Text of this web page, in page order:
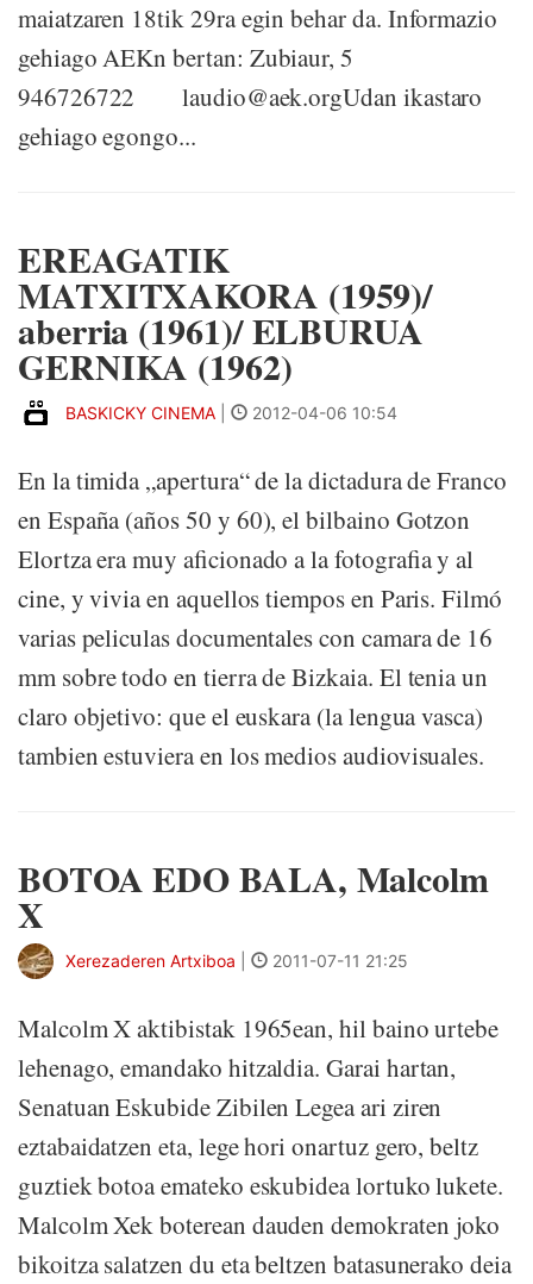
maiatzaren 18tik 29ra egin behar da. Informazio
gehiago AEKn bertan: Zubiaur, 5
946726722 laudio@aek.orgUdan ikastaro
gehiago egongo...
EREAGATIK
MATXITXAKORA (1959)/
aberria (1961)/ ELBURUA
GERNIKA (1962)
BASKICKY CINEMA 2012-04-06 10:54
En la timida „apertura“ de la dictadura de Franco
en España (años 50 y 60), el bilbaino Gotzon
Elortza era muy aficionado a la fotografia y al
cine, y vivia en aquellos tiempos en Paris. Filmó
varias peliculas documentales con camara de 16
mm sobre todo en tierra de Bizkaia. El tenia un
claro objetivo: que el euskara (la lengua vasca)
tambien estuviera en los medios audiovisuales.
BOTOA EDO BALA, Malcolm
X
Xerezaderen Artxiboa 2011-07-11 21:25
Malcolm X aktibistak 1965ean, hil baino urtebe
lehenago, emandako hitzaldia. Garai hartan,
Senatuan Eskubide Zibilen Legea ari ziren
eztabaidatzen eta, lege hori onartuz gero, beltz
guztiek botoa emateko eskubidea lortuko lukete.
Malcolm Xek boterean dauden demokraten joko
bikoitza salatzen du eta beltzen batasunerako deia